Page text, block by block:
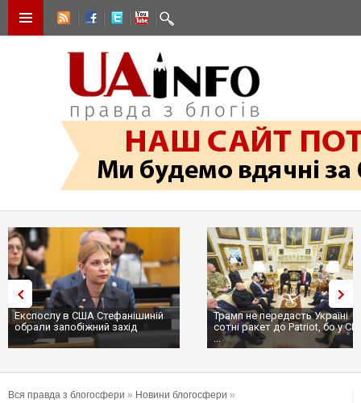
Експослу в США Стефанішиній
обрали запобіжний захід
Трамп не передасть Україні
сотні ракет до Patriot, бо у
...
Вся правда з блогосфери » Новини блогосфери »